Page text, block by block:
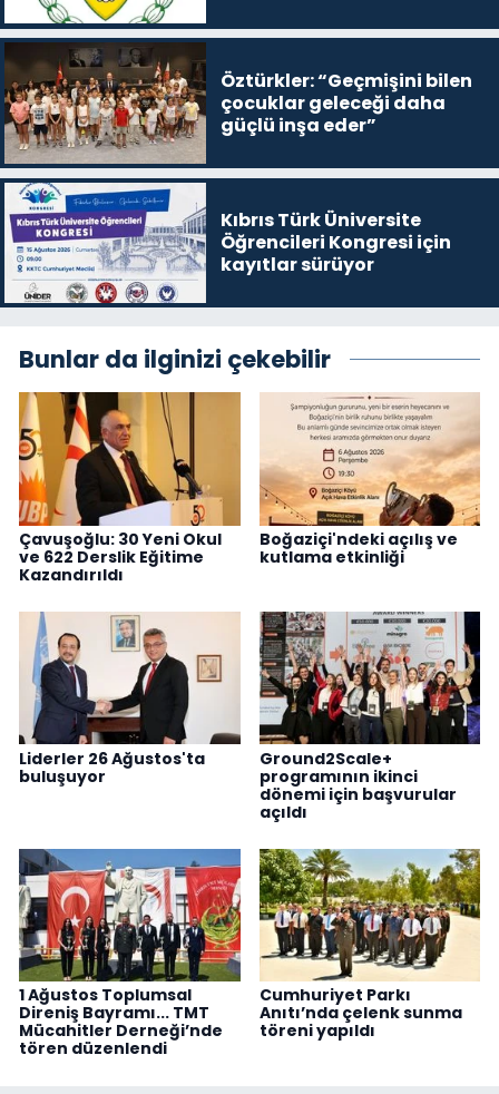
Öztürkler: “Geçmişini bilen
çocuklar geleceği daha
güçlü inşa eder”
Kıbrıs Türk Üniversite
Öğrencileri Kongresi için
kayıtlar sürüyor
Bunlar da ilginizi çekebilir
Çavuşoğlu: 30 Yeni Okul
ve 622 Derslik Eğitime
Kazandırıldı
Boğaziçi'ndeki açılış ve
kutlama etkinliği
Liderler 26 Ağustos'ta
buluşuyor
Ground2Scale+
programının ikinci
dönemi için başvurular
açıldı
1 Ağustos Toplumsal
Direniş Bayramı... TMT
Mücahitler Derneği’nde
tören düzenlendi
Cumhuriyet Parkı
Anıtı’nda çelenk sunma
töreni yapıldı